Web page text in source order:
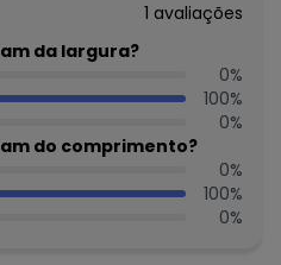
do produto: Lavar à mão.
95% Algodao 5% Elastano
1 avaliações
da largura?
0%
100%
0%
do comprimento?
0%
100%
0%